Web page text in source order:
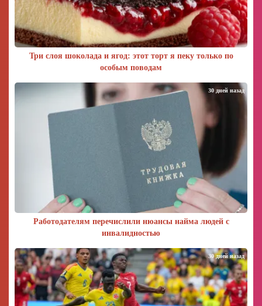
Три слоя шоколада и ягод: этот торт я пеку только по
особым поводам
Работодателям перечислили нюансы найма людей с
инвалидностью
30 дней назад
30 дней назад